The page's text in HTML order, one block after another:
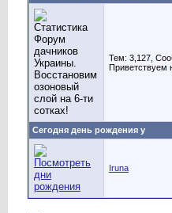
Тем: 3,127,
Приветствуем
Сегодня день рождения у
Iruna